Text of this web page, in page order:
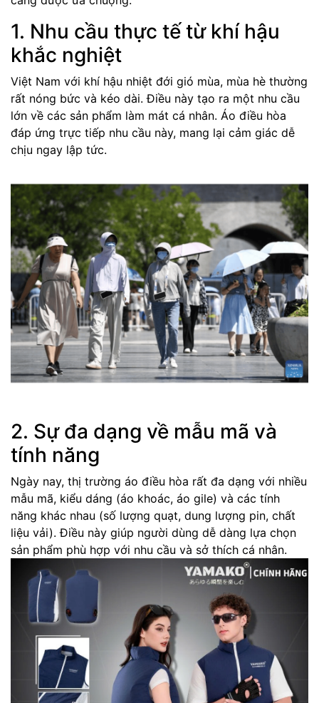
1. Nhu cầu thực tế từ khí hậu
khắc nghiệt
Việt Nam với khí hậu nhiệt đới gió mùa, mùa hè thường
rất nóng bức và kéo dài. Điều này tạo ra một nhu cầu
lớn về các sản phẩm làm mát cá nhân. Áo điều hòa
đáp ứng trực tiếp nhu cầu này, mang lại cảm giác dễ
chịu ngay lập tức.
2. Sự đa dạng về mẫu mã và
tính năng
Ngày nay, thị trường áo điều hòa rất đa dạng với nhiều
mẫu mã, kiểu dáng (áo khoác, áo gile) và các tính
năng khác nhau (số lượng quạt, dung lượng pin, chất
liệu vải). Điều này giúp người dùng dễ dàng lựa chọn
sản phẩm phù hợp với nhu cầu và sở thích cá nhân.